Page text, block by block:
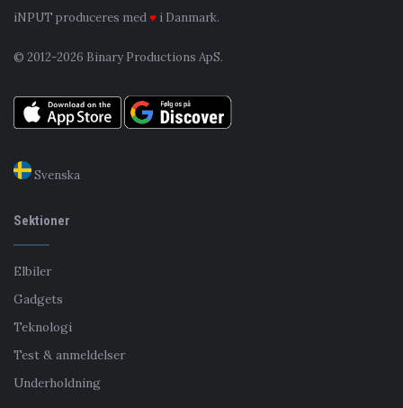
iNPUT produceres med♥ i Danmark.
© 2012-2026 Binary Productions ApS.
Svenska
Sektioner
Elbiler
Gadgets
Teknologi
Test & anmeldelser
Underholdning